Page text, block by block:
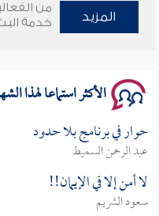
وأمنهم من خوف 9
المزيد
من
خدمة
الأكثر استماعا لهذا
حوار في برنامج بلا حدود
عبد الرحمن السميط
لا أمن إلا في الإيمان!!
سعود الشريم